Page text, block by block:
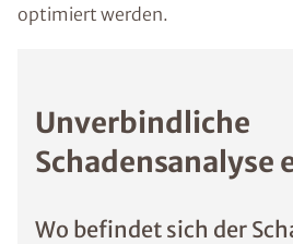
optimiert werden.
Unverbindliche
Schadensanalyse
Wo befindet sich der